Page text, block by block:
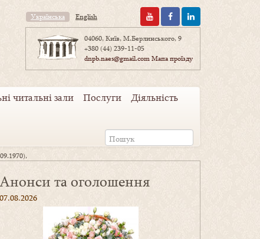
Українська English
04060, Київ, М.Берлинського, 9
+380 (44) 239-11-05
dnpb.naes@gmail.comМапа проїзду
читальні зали Послуги
Діяльність
Анонси та оголошення
07.08.2026